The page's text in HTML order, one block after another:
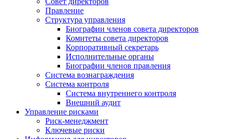
Правление
Структура управления
Биографии членов совета директоров
Комитеты совета директоров
Корпоративный секретарь
Исполнительные органы
Биографии членов правления
Система вознаграждения
Система контроля
Система внутреннего контроля
Внешний аудит
Управление рисками
Риск-менеджмент
Ключевые риски